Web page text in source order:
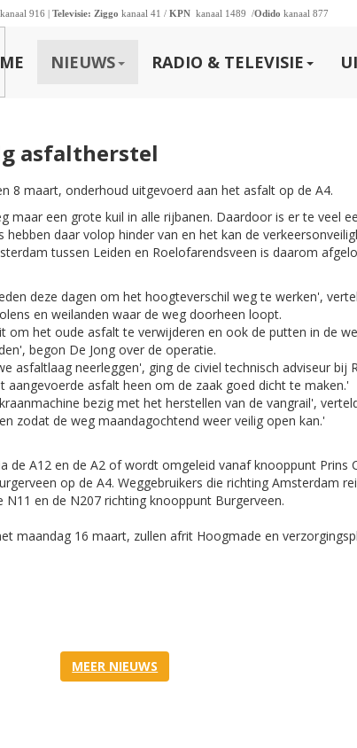
kanaal 916 | Televisie: Ziggo kanaal 41 / KPN kanaal 1489 /Odido kanaal 877
NIEUWS RADIO & TELEVISIE
asfaltherstel
8 maart, onderhoud uitgevoerd aan het asfalt op de A4.
maar een grote kuil in alle rijbanen. Daardoor is er te veel
daar volop hinder van en het kan de
tussen Leiden en Roelofarendsveen is daarom
deze dagen om het hoogteverschil weg te werken',
en weilanden waar de weg doorheen loopt.
om het oude asfalt te verwijderen en ook de putten in de
begon De Jong over de operatie.
asfaltlaag neerleggen', ging de civiel technisch adviseur bij
aangevoerde asfalt heen om de zaak goed dicht te maken.'
bezig met het herstellen van de vangrail',
zodat de weg maandagochtend weer veilig open kan.'
A12 en de A2 of wordt omgeleid vanaf knooppunt Prins
op de A4. Weggebruikers die richting Amsterdam
en de N207 richting knooppunt Burgerveen.
maandag 16 maart, zullen afrit Hoogmade en
MEER NIEUWS